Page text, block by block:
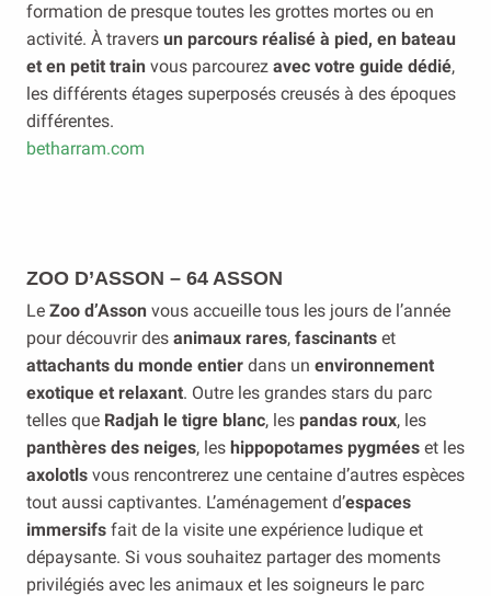
formation de presque toutes les grottes mortes ou en
activité. À travers un parcours réalisé à pied, en bateau
et en petit train vous parcourez avec votre guide dédié,
les différents étages superposés creusés à des époques
différentes.
betharram.com
ZOO D’ASSON – 64 ASSON
Le Zoo d’Asson vous accueille tous les jours de l’année
pour découvrir des animaux rares, fascinants et
attachants du monde entier dans un environnement
exotique et relaxant. Outre les grandes stars du parc
telles que Radjah le tigre blanc, les pandas roux, les
panthères des neiges, les hippopotames pygmées et les
axolotls vous rencontrerez une centaine d’autres espèces
tout aussi captivantes. L’aménagement d’espaces
immersifs fait de la visite une expérience ludique et
dépaysante. Si vous souhaitez partager des moments
privilégiés avec les animaux et les soigneurs le parc